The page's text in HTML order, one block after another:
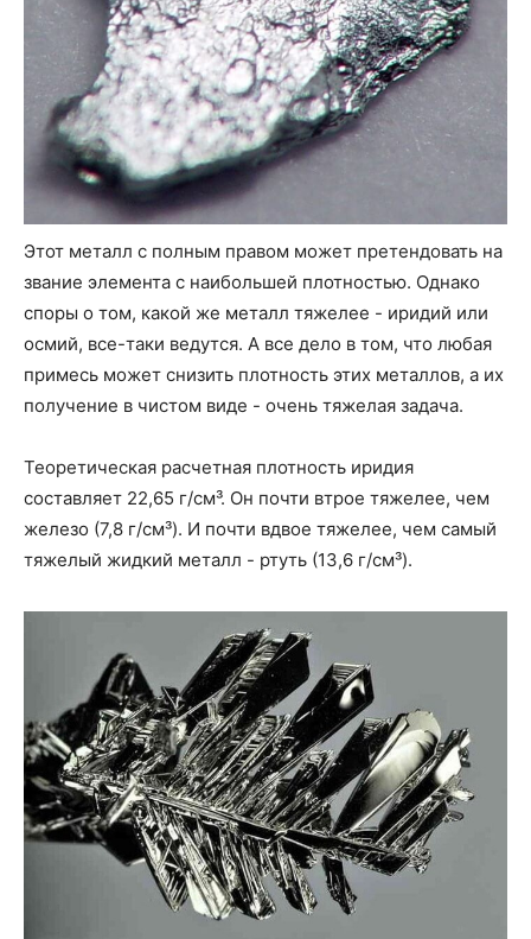
Этот металл с полным правом может претендовать на
звание элемента с наибольшей плотностью. Однако
споры о том, какой же металл тяжелее - иридий или
осмий, все-таки ведутся. А все дело в том, что любая
примесь может снизить плотность этих металлов, а их
получение в чистом виде - очень тяжелая задача.
Теоретическая расчетная плотность иридия
составляет 22,65 г/см³. Он почти втрое тяжелее, чем
железо (7,8 г/см³). И почти вдвое тяжелее, чем самый
тяжелый жидкий металл - ртуть (13,6 г/см³).